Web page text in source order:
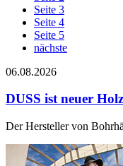
Seite 3
Seite 4
Seite 5
nächste
06.08.2026
DUSS ist neuer
Der Hersteller von